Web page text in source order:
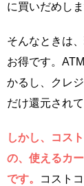
に買いだめしま
そんなときは
お得です。
かるし、クレ
だけ還元され
しかし、コス
の、使えるカ
です。
コスト